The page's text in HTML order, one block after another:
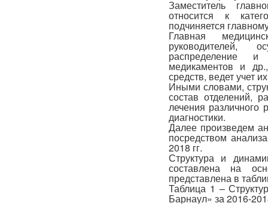
Заместитель
относится к
подчиняется
Главная
руководителей,
распределение и
медикаментов и
средств, ведет учет
Иными словами,
состав отделений,
лечения различного
диагностики.
Далее произведем
посредством
2018 гг.
Структура и
составлена на
представлена в
Таблица 1 –
Барнаул» за 2016-